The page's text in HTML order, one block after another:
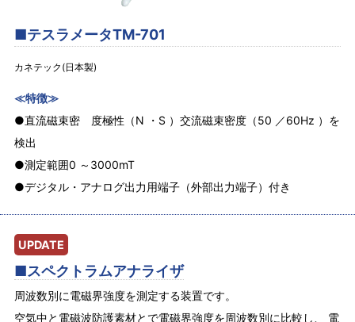
■テスラメータTM-701
カネテック(日本製)
≪特徴≫
●直流磁束密 度極性（N ・S ）交流磁束密度（50 ／60Hz ）を
検出
●測定範囲0 ～3000mT
●デジタル・アナログ出力用端子（外部出力端子）付き
UPDATE
■スペクトラムアナライザ
周波数別に電磁界強度を測定する装置です。
空気中と電磁波防護素材とで電磁界強度を周波数別に比較し、 電